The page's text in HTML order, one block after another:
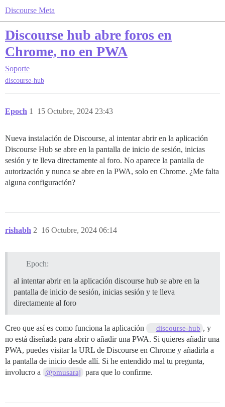
Discourse Meta
Discourse hub abre foros en
Chrome, no en PWA
Soporte
discourse-hub
Epoch 15 Octubre, 2024 23:43
1
Nueva instalación de Discourse, al intentar abrir en la aplicación
Discourse Hub se abre en la pantalla de inicio de sesión, inicias
sesión y te lleva directamente al foro. No aparece la pantalla de
autorización y nunca se abre en la PWA, solo en Chrome. ¿Me falta
alguna configuración?
rishabh 16 Octubre, 2024 06:14
2
Epoch:
al intentar abrir en la aplicación discourse hub se abre en la
pantalla de inicio de sesión, inicias sesión y te lleva
directamente al foro
Creo que así es como funciona la aplicación discourse-hub , y
no está diseñada para abrir o añadir una PWA. Si quieres añadir una
PWA, puedes visitar la URL de Discourse en Chrome y añadirla a
la pantalla de inicio desde allí. Si he entendido mal tu pregunta,
involucro a
@pmusaraj para que lo confirme.